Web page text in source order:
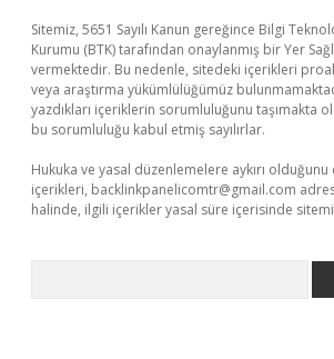
Sitemiz, 5651 Sayılı Kanun gereğince Bilgi
Kurumu (BTK) tarafından onaylanmış bir Yer
vermektedir. Bu nedenle, sitedeki içerikleri
veya araştırma yükümlülüğümüz
yazdıkları içeriklerin sorumluluğunu taşımakta
bu sorumluluğu kabul etmiş sayılırlar.
Hukuka ve yasal düzenlemelere aykırı
içerikleri, backlinkpanelicomtr@gmail.com
halinde, ilgili içerikler yasal süre içerisinde